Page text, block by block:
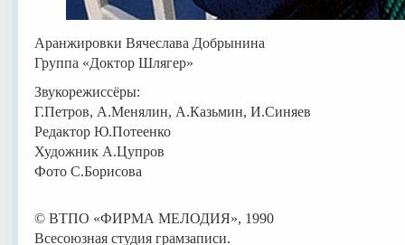
Аранжировки Вячеслава Добрынина
Группа «Доктор Шлягер»
Звукорежиссёры:
Г.Петров, А.Менялин, А.Казьмин, И.Синяев
Редактор Ю.Потеенко
Художник А.Цупров
Фото С.Борисова
© ВТПО «ФИРМА МЕЛОДИЯ», 1990
Всесоюзная студия грамзаписи.